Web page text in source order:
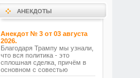
АНЕКДОТЫ
Анекдот № 3 от 03 августа
2026.
Благодаря Трампу мы узнали,
что вся политика - это
сплошная сделка, причём в
основном с совестью